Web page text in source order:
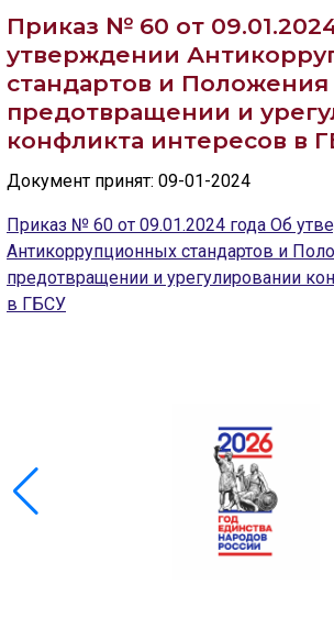
Aa Aa
ИЗОБРАЖЕНИЯ
Скрыть Ч/б
🔊 Включить
Настройки по умолчанию
Приказ № 60 от
утверждении
стандартов и Положения
предотвращении и
конфликта интересов в
Документ принят: 09-01-2024
Приказ № 60 от 09.01.2024 года Об
Антикоррупционных стандартов и
предотвращении и урегулировании
в ГБСУ